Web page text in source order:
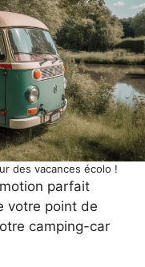
des vacances écolo !
parfait
votre point de
camping-car